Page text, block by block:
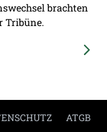
brachten
Tribüne.
ATGB